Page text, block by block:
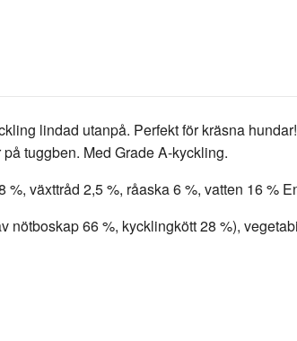
lindad utanpå. Perfekt för kräsna
tuggben. Med Grade A-kyckling.
växttråd 2,5 %, råaska 6 %, vatten 16 %
66 %, kycklingkött 28 %),